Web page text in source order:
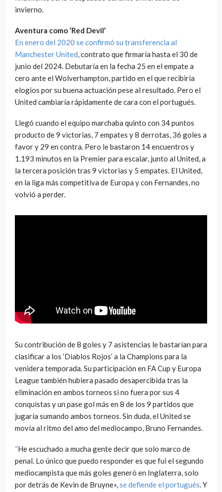
invierno.
Aventura como ‘Red Devil’
En enero del 2020 se confirmó su transferencia al
Manchester United , contrato que firmaría hasta el 30 de
junio del 2024. Debutaría en la fecha 25 en el empate a
cero ante el Wolverhampton, partido en el que recibiría
elogios por su buena actuación pese al resultado. Pero el
United cambiaría rápidamente de cara con el portugués.
Llegó cuando el equipo marchaba quinto con 34 puntos
producto de 9 victorias, 7 empates y 8 derrotas, 36 goles a
favor y 29 en contra. Pero le bastaron 14 encuentros y
1.193 minutos en la Premier para escalar, junto al United, a
la tercera posición tras 9 victorias y 5 empates. El United,
en la liga más competitiva de Europa y con Fernandes, no
volvió a perder.
Su contribución de 8 goles y 7 asistencias le bastarían para
clasificar a los ‘Diablos Rojos’ a la Champions para la
venidera temporada. Su participación en FA Cup y Europa
League también hubiera pasado desapercibida tras la
eliminación en ambos torneos si no fuera por sus 4
conquistas y un pase gol más en 8 de los 9 partidos que
jugaría sumando ambos torneos. Sin duda, el United se
movía al ritmo del amo del mediocampo, Bruno Fernandes.
“He escuchado a mucha gente decir que solo marco de
penal. Lo único que puedo responder es que fui el segundo
mediocampista que más goles generó en Inglaterra, solo
por detrás de Kevin de Bruyne»,se defiende el portugués. Y